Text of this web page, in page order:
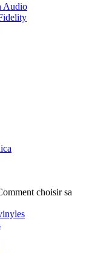
Audio
choisir sa